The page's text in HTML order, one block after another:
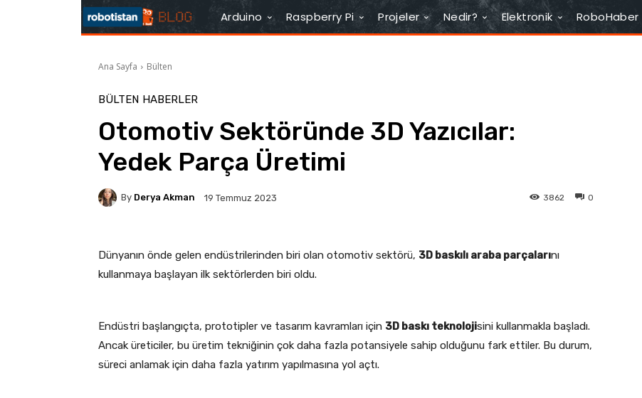
Arduino Raspberry Pi Projeler Nedir? Elektronik RoboHaber
Ana Sayfa Bülten
BÜLTEN HABERLER
Otomotiv Sektöründe 3D Yazıcılar:
Yedek Parça Üretimi
By Derya Akman 19 Temmuz 2023 0
3862
Dünyanın önde gelen endüstrilerinden biri olan otomotiv sektörü, 3D baskılı araba parçalarını
kullanmaya başlayan ilk sektörlerden biri oldu.
Endüstri başlangıçta, prototipler ve tasarım kavramları için 3D baskı teknolojisini kullanmakla başladı.
Ancak üreticiler, bu üretim tekniğinin çok daha fazla potansiyele sahip olduğunu fark ettiler. Bu durum,
süreci anlamak için daha fazla yatırım yapılmasına yol açtı.